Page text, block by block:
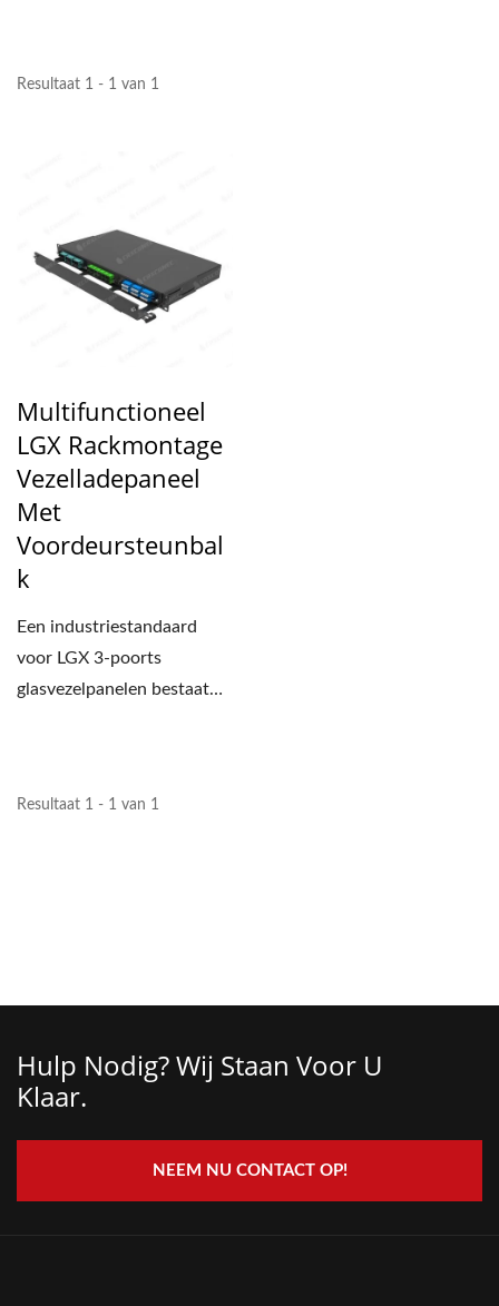
Resultaat 1 - 1 van 1
Multifunctioneel
LGX Rackmontage
Vezelladepaneel
Met
Voordeursteunbal
K
Een industriestandaard
voor LGX 3-poorts
glasvezelpanelen bestaat
Resultaat 1 - 1 van 1
Hulp Nodig? Wij Staan ​​voor U
Klaar.
NEEM NU CONTACT OP!